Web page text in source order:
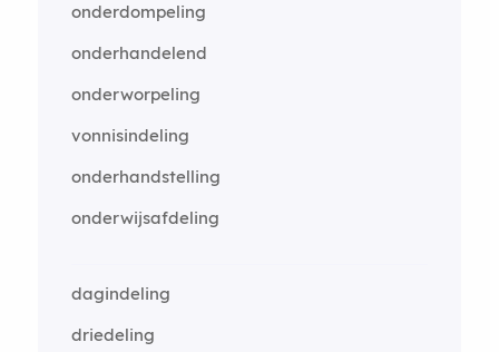
onderdompeling
onderhandelend
onderworpeling
vonnisindeling
onderhandstelling
onderwijsafdeling
dagindeling
driedeling